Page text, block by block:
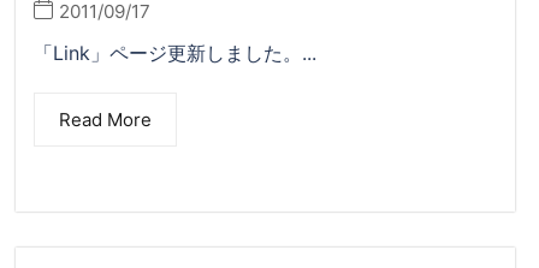
2011/09/17
「Link」ページ更新しました。...
Read More